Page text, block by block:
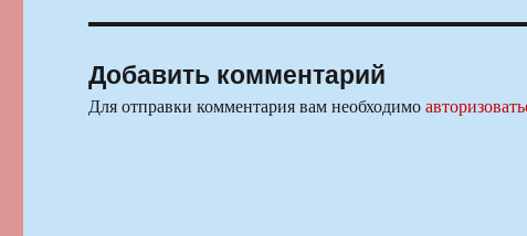
Добавить комментарий
Для отправки комментария вам необходимо